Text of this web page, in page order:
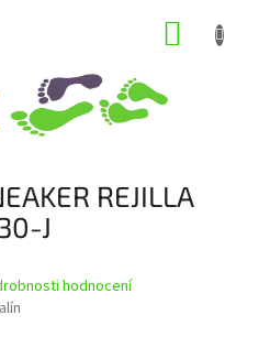
REJILLA
J
hodnocení